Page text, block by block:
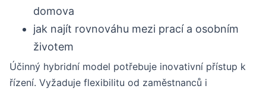
domova
jak najít rovnováhu mezi prací a osobním
životem
Účinný hybridní model potřebuje inovativní přístup k
řízení. Vyžaduje flexibilitu od zaměstnanců i